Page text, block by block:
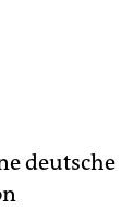
deutsche